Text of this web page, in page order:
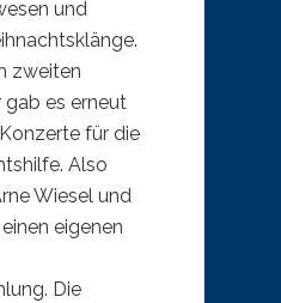
und
zweiten
es erneut
für die
Also
Wiesel und
eigenen
Die